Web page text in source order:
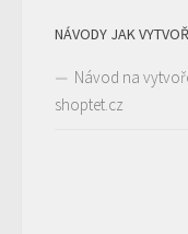
NÁVODY JAK
Návod na
shoptet.cz